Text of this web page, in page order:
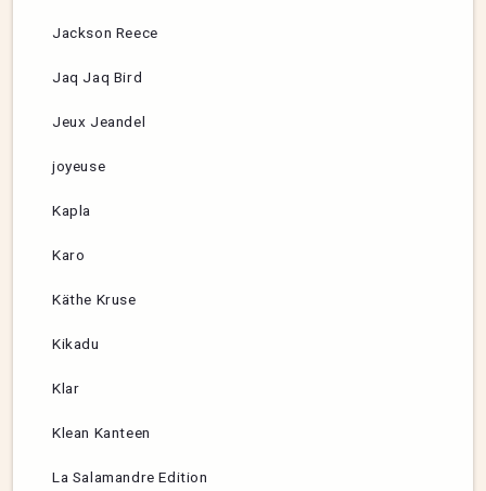
Jackson Reece
Jaq Jaq Bird
Jeux Jeandel
joyeuse
Kapla
Karo
Käthe Kruse
Kikadu
Klar
Klean Kanteen
La Salamandre Edition